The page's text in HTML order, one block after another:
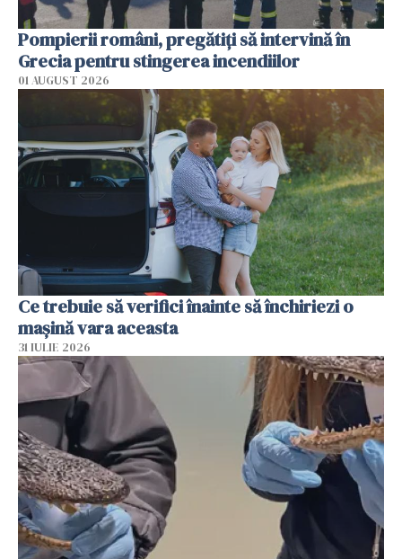
Pompierii români, pregătiţi să intervină în
Grecia pentru stingerea incendiilor
01 AUGUST 2026
Ce trebuie să verifici înainte să închiriezi o
mașină vara aceasta
31 IULIE 2026